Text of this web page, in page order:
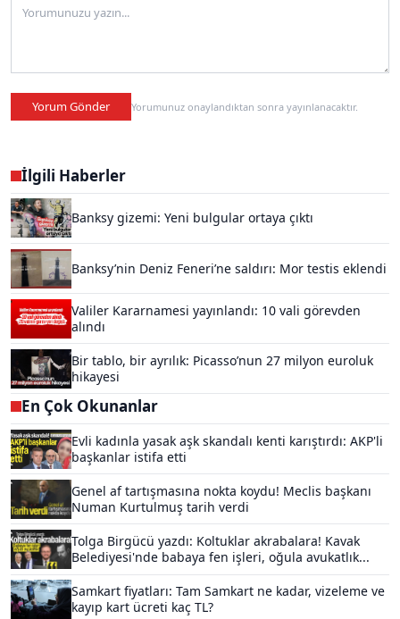
Yorum Gönder Yorumunuz onaylandıktan sonra yayınlanacaktır.
İlgili Haberler
Banksy gizemi: Yeni bulgular ortaya çıktı
Banksy’nin Deniz Feneri’ne saldırı: Mor testis eklendi
Valiler Kararnamesi yayınlandı: 10 vali görevden
alındı
Bir tablo, bir ayrılık: Picasso’nun 27 milyon euroluk
hikayesi
En Çok Okunanlar
Evli kadınla yasak aşk skandalı kenti karıştırdı: AKP'li
başkanlar istifa etti
Genel af tartışmasına nokta koydu! Meclis başkanı
Numan Kurtulmuş tarih verdi
Tolga Birgücü yazdı: Koltuklar akrabalara! Kavak
Belediyesi'nde babaya fen işleri, oğula avukatlık...
Samkart fiyatları: Tam Samkart ne kadar, vizeleme ve
kayıp kart ücreti kaç TL?